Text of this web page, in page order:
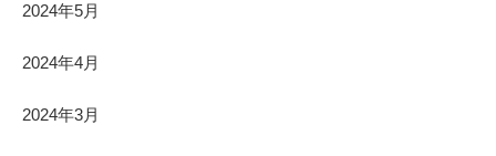
2024年5月
2024年4月
2024年3月